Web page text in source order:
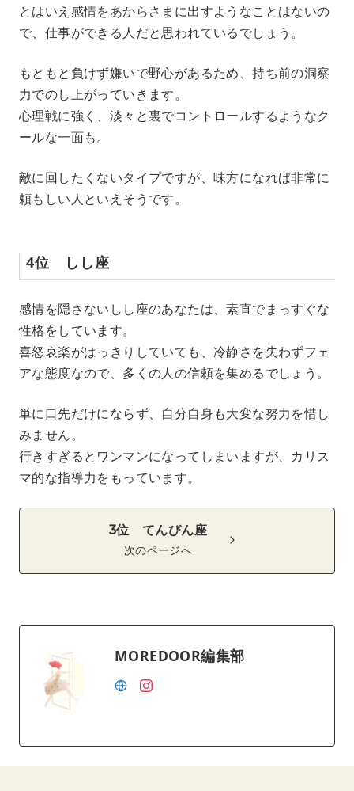
とはいえ感情をあからさまに出すようなことはないの
で、仕事ができる人だと思われているでしょう。
もともと負けず嫌いで野心があるため、持ち前の洞察
力でのし上がっていきます。
心理戦に強く、淡々と裏でコントロールするようなク
ールな一面も。
敵に回したくないタイプですが、味方になれば非常に
頼もしい人といえそうです。
4位 しし座
感情を隠さないしし座のあなたは、素直でまっすぐな
性格をしています。
喜怒哀楽がはっきりしていても、冷静さを失わずフェ
アな態度なので、多くの人の信頼を集めるでしょう。
単に口先だけにならず、自分自身も大変な努力を惜し
みません。
行きすぎるとワンマンになってしまいますが、カリス
マ的な指導力をもっています。
3位 てんびん座
次のページへ
MOREDOOR編集部